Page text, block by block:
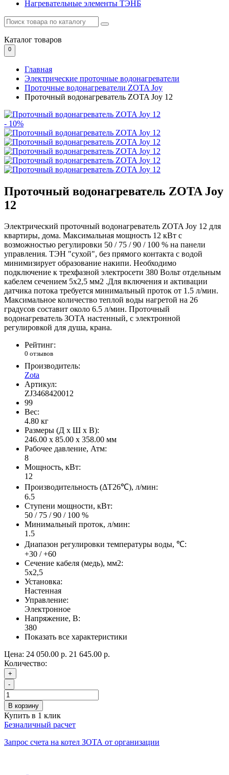
Нагревательные элементы ТЭНБ
Каталог товаров
0
Главная
Электрические проточные водонагреватели
Проточные водонагреватели ZOTA Joy
Проточный водонагреватель ZOTA Joy 12
- 10%
Проточный водонагреватель ZOTA Joy
12
Электрический проточный водонагреватель ZOTA Joy 12 для
квартиры, дома. Максимальная мощность 12 кВт с
возможностью регулировки 50 / 75 / 90 / 100 % на панели
управления. ТЭН "сухой", без прямого контакта с водой
минимизирует образование накипи. Необходимо
подключение к трехфазной электросети 380 Вольт отдельным
кабелем сечением 5х2,5 мм2 .Для включения и активации
датчика потока требуется минимальный проток от 1.5 л/мин.
Максимальное количество теплой воды нагретой на 26
градусов составит около 6.5 л/мин. Проточный
водонагреватель ЗОТА настенный, с электронной
регулировкой для душа, крана.
Рейтинг:
0 отзывов
Производитель:
Zota
Артикул:
ZJ3468420012
99
Вес:
4.80 кг
Размеры (Д x Ш x В):
246.00 x 85.00 x 358.00 мм
Рабочее давление, Атм:
8
Мощность, кВт:
12
Производительность (ΔT26℃), л/мин:
6.5
Ступени мощности, кВт:
50 / 75 / 90 / 100 %
Минимальный проток, л/мин:
1.5
Диапазон регулировки температуры воды, ℃:
+30 / +60
Сечение кабеля (медь), мм2:
5х2,5
Установка:
Настенная
Управление:
Электронное
Напряжение, В:
380
Показать все характеристики
Цена: 24 050.00 р. 21 645.00 р.
Количество:
+
-
В корзину
Купить в 1 клик
Безналичный расчет
Запрос счета на котел ЗОТА от организации